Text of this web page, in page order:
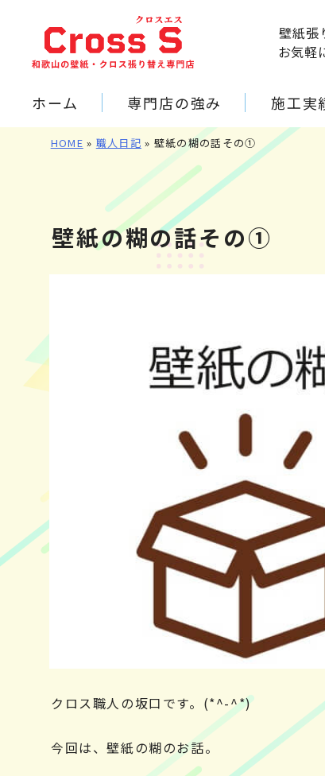
ホーム 専門店の強み 施工実
壁紙張
お気軽
HOME » 職人日記 » 壁紙の糊の話その①
壁紙の糊の話その①
クロス職人の坂口です。(*^-^*)
今回は、壁紙の糊のお話。